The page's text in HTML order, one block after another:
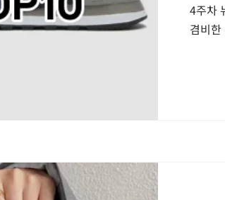
4주차
겸비